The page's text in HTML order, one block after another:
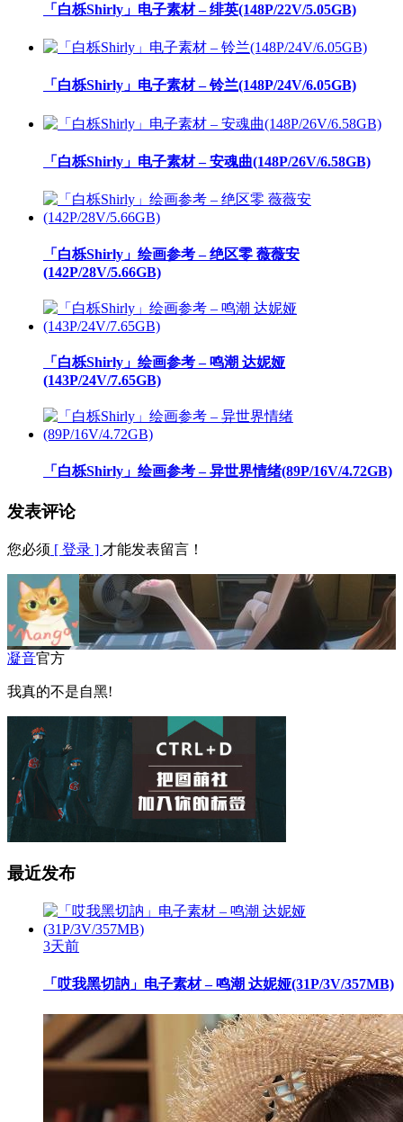
「白栎Shirly」电子素材 – 绯英(148P/22V/5.05GB)
「白栎Shirly」电子素材 – 铃兰(148P/24V/6.05GB)
「白栎Shirly」电子素材 – 安魂曲(148P/26V/6.58GB)
「白栎Shirly」绘画参考 – 绝区零 薇薇安
(142P/28V/5.66GB)
「白栎Shirly」绘画参考 – 鸣潮 达妮娅
(143P/24V/7.65GB)
「白栎Shirly」绘画参考 – 异世界情绪(89P/16V/4.72GB)
发表评论
您必须 [ 登录 ] 才能发表留言！
凝音官方
我真的不是自黑!
最近发布
3天前
「哎我黑切訥」电子素材 – 鸣潮 达妮娅(31P/3V/357MB)